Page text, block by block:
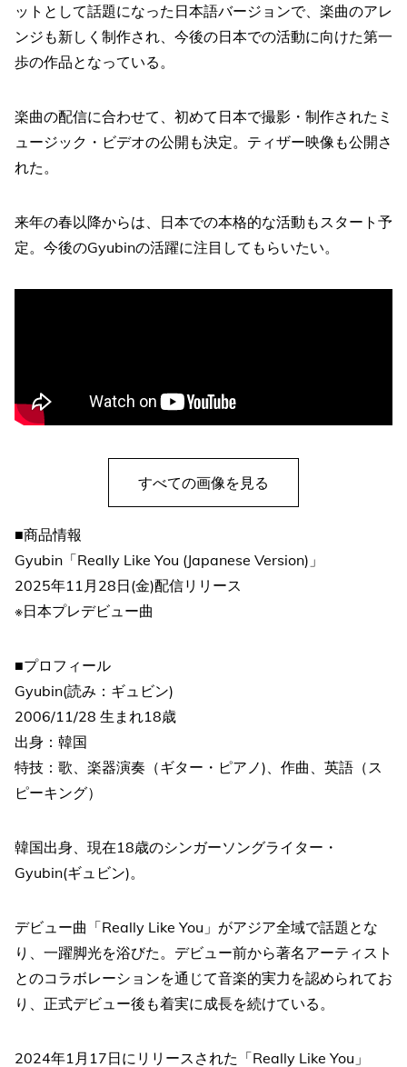
ットとして話題になった日本語バージョンで、楽曲のアレ
ンジも新しく制作され、今後の日本での活動に向けた第一
歩の作品となっている。
楽曲の配信に合わせて、初めて日本で撮影・制作されたミ
ュージック・ビデオの公開も決定。ティザー映像も公開さ
れた。
来年の春以降からは、日本での本格的な活動もスタート予
定。今後のGyubinの活躍に注目してもらいたい。
すべての画像を見る
■商品情報
Gyubin「Really Like You (Japanese Version)」
2025年11月28日(金)配信リリース
※日本プレデビュー曲
■プロフィール
Gyubin(読み：ギュビン)
2006/11/28 生まれ18歳
出身：韓国
特技：歌、楽器演奏（ギター・ピアノ)、作曲、英語（ス
ピーキング）
韓国出身、現在18歳のシンガーソングライター・
Gyubin(ギュビン)。
デビュー曲「Really Like You」がアジア全域で話題とな
り、一躍脚光を浴びた。デビュー前から著名アーティスト
とのコラボレーションを通じて音楽的実力を認められてお
り、正式デビュー後も着実に成長を続けている。
2024年1月17日にリリースされた「Really Like You」